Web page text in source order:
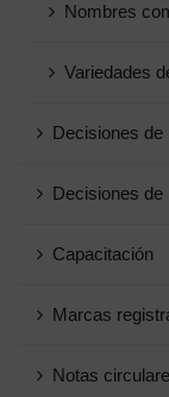
Nombres
Variedades
Decisiones de
Decisiones de
Capacitación
Marcas
Notas